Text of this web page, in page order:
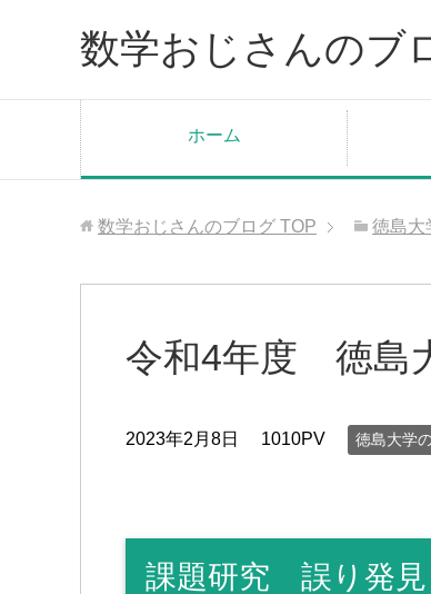
数学おじさんのブ
ホーム
数学おじさんのブログ TOP 徳島大
令和4年度 徳島
2023年2月8日 1010PV 徳島大学
課題研究 誤り発